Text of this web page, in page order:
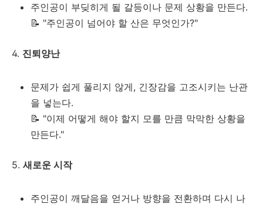
주인공이 부딪히게 될 갈등이나 문제 상황을 만든다.
📝 "주인공이 넘어야 할 산은 무엇인가?"
4. 진퇴양난
문제가 쉽게 풀리지 않게, 긴장감을 고조시키는 난관
을 넣는다.
📝 "이제 어떻게 해야 할지 모를 만큼 막막한 상황을
만든다."
5. 새로운 시작
주인공이 깨달음을 얻거나 방향을 전환하며 다시 나